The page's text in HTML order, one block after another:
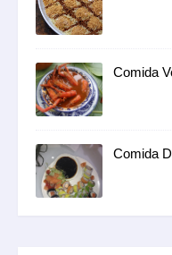
Comida
Comida